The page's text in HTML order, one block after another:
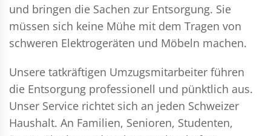
und bringen die Sachen zur Entsorgung. Sie
müssen sich keine Mühe mit dem Tragen von
schweren Elektrogeräten und Möbeln machen.
Unsere tatkräftigen Umzugsmitarbeiter führen
die Entsorgung professionell und pünktlich aus.
Unser Service richtet sich an jeden Schweizer
Haushalt. An Familien, Senioren, Studenten,